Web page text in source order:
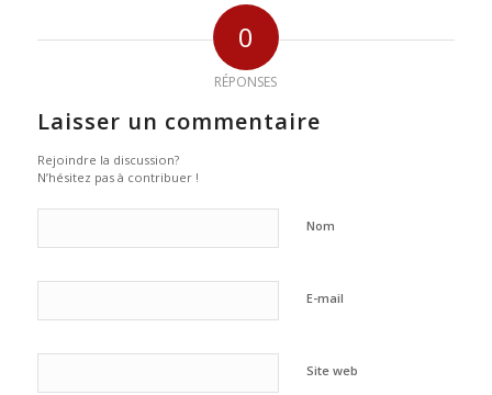
0
RÉPONSES
Laisser un commentaire
Rejoindre la discussion?
N’hésitez pas à contribuer !
Nom
E-mail
Site web